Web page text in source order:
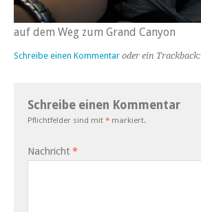
auf dem Weg zum Grand Canyon
Schreibe einen Kommentar oder ein Trackback:
Schreibe einen Kommentar
Pflichtfelder sind mit * markiert.
Nachricht *